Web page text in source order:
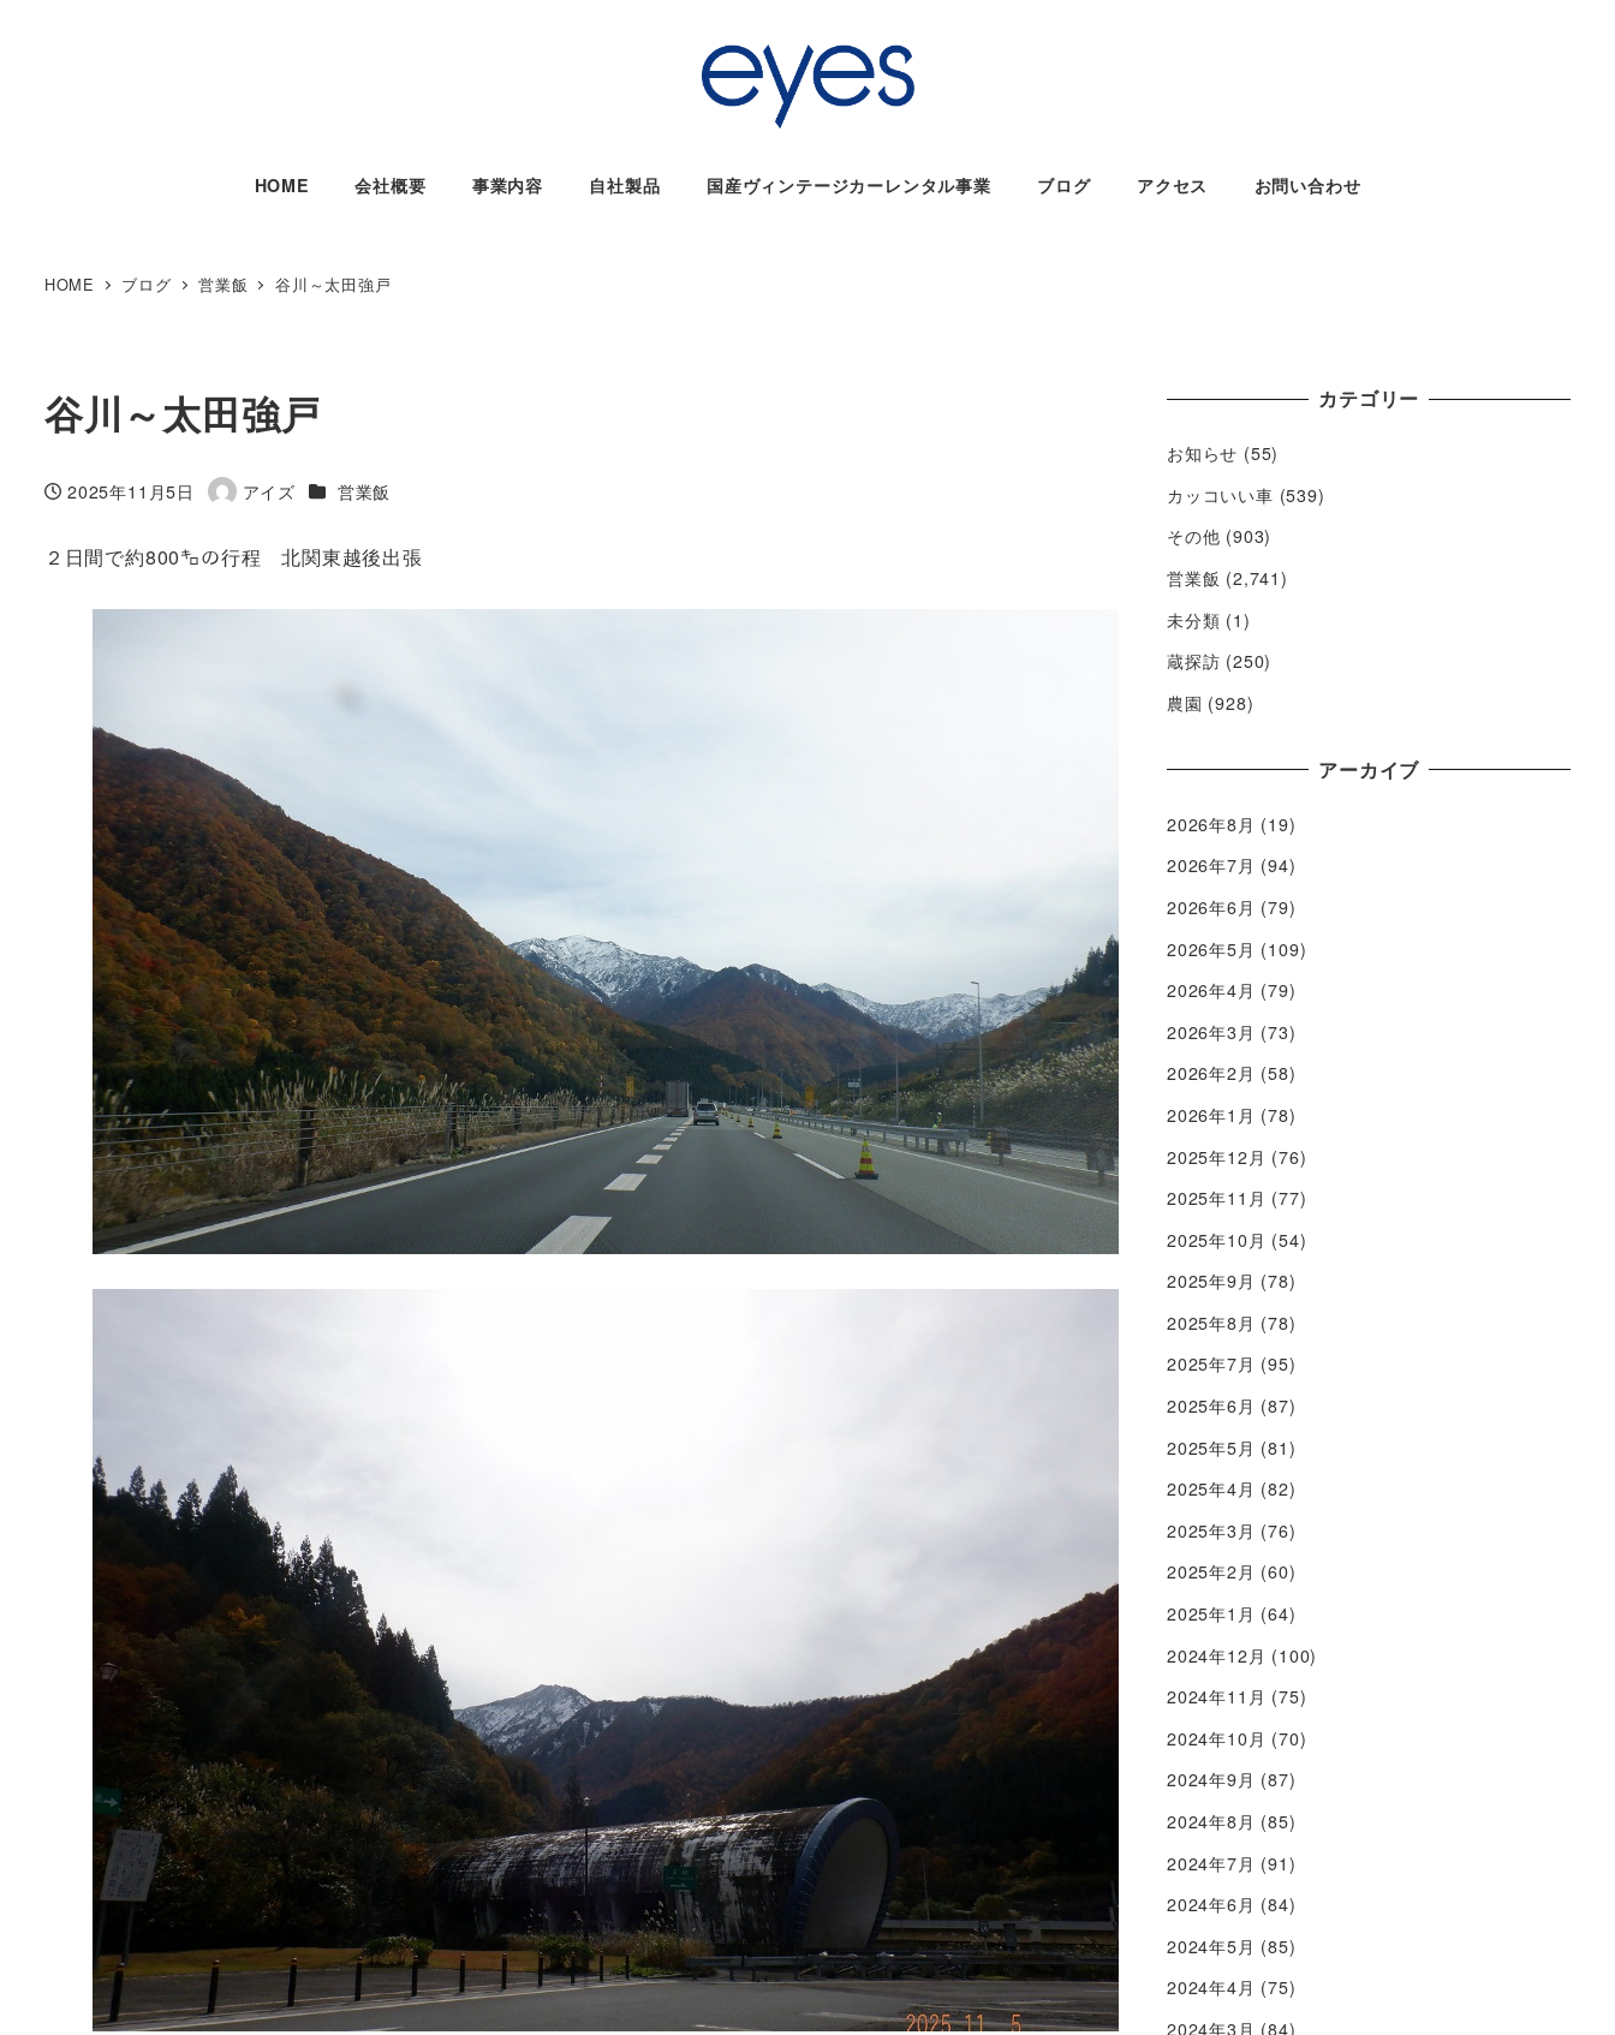
HOME 会社概要 事業内容 自社製品 国産ヴィンテージカーレンタル事業 ブログ アクセス お問い合わせ
HOME ブログ 営業飯 谷川～太田強戸
谷川～太田強戸
投稿日
2025年11月5日
著
アイズ カテゴリー
営業飯
２日間で約800㌔の行程 北関東越後出張
カテゴリー
お知らせ (55)
カッコいい車 (539)
その他 (903)
営業飯 (2,741)
未分類 (1)
蔵探訪 (250)
農園 (928)
アーカイブ
2026年8月 (19)
2026年7月 (94)
2026年6月 (79)
2026年5月 (109)
2026年4月 (79)
2026年3月 (73)
2026年2月 (58)
2026年1月 (78)
2025年12月 (76)
2025年11月 (77)
2025年10月 (54)
2025年9月 (78)
2025年8月 (78)
2025年7月 (95)
2025年6月 (87)
2025年5月 (81)
2025年4月 (82)
2025年3月 (76)
2025年2月 (60)
2025年1月 (64)
2024年12月 (100)
2024年11月 (75)
2024年10月 (70)
2024年9月 (87)
2024年8月 (85)
2024年7月 (91)
2024年6月 (84)
2024年5月 (85)
2024年4月 (75)
2024年3月 (84)